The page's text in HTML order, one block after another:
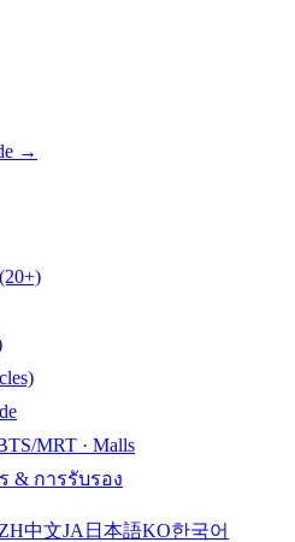
→
MRT · Malls
& การรับรอง
ZH中文JA 日本語KO한국어